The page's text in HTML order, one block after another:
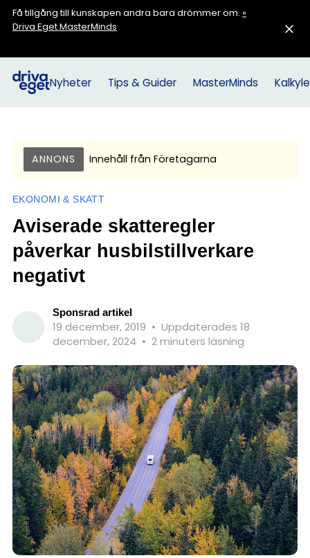
Få tillgång till kunskapen andra bara drömmer om. »
Driva Eget MasterMinds
Nyheter Tips & Guider MasterMinds
ANNONS Innehåll från Företagarna
EKONOMI & SKATT
Aviserade skatteregler
påverkar husbilstillverkare
negativt
Sponsrad artikel
19 december, 2019 • Uppdaterades 18
december, 2024 • 2 minuters läsning